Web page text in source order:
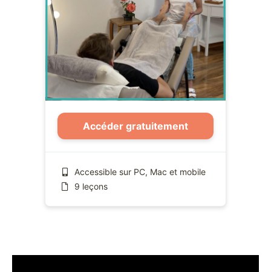
Accéder gratuitement
Accessible sur PC, Mac et mobile
9 leçons